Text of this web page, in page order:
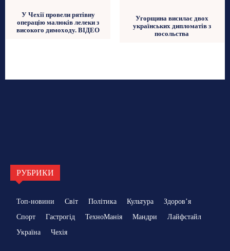
У Чехії провели рятівну
операцію малюків лелеки з
високого димоходу. ВІДЕО
Угорщина висилає двох
українських дипломатів з
посольства
РУБРИКИ
Топ-новини Світ Політика Культура
Здоровʼя
Спорт
Гастрогід ТехноМанія Мандри
Лайфстайл
Україна
Чехія